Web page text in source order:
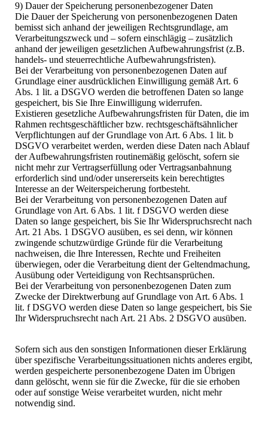
9) Dauer der Speicherung personenbezogener Daten
Die Dauer der Speicherung von personenbezogenen Daten
bemisst sich anhand der jeweiligen Rechtsgrundlage, am
Verarbeitungszweck und – sofern einschlägig – zusätzlich
anhand der jeweiligen gesetzlichen Aufbewahrungsfrist (z.B.
handels- und steuerrechtliche Aufbewahrungsfristen).
Bei der Verarbeitung von personenbezogenen Daten auf
Grundlage einer ausdrücklichen Einwilligung gemäß Art. 6
Abs. 1 lit. a DSGVO werden die betroffenen Daten so lange
gespeichert, bis Sie Ihre Einwilligung widerrufen.
Existieren gesetzliche Aufbewahrungsfristen für Daten, die im
Rahmen rechtsgeschäftlicher bzw. rechtsgeschäftsähnlicher
Verpflichtungen auf der Grundlage von Art. 6 Abs. 1 lit. b
DSGVO verarbeitet werden, werden diese Daten nach Ablauf
der Aufbewahrungsfristen routinemäßig gelöscht, sofern sie
nicht mehr zur Vertragserfüllung oder Vertragsanbahnung
erforderlich sind und/oder unsererseits kein berechtigtes
Interesse an der Weiterspeicherung fortbesteht.
Bei der Verarbeitung von personenbezogenen Daten auf
Grundlage von Art. 6 Abs. 1 lit. f DSGVO werden diese
Daten so lange gespeichert, bis Sie Ihr Widerspruchsrecht nach
Art. 21 Abs. 1 DSGVO ausüben, es sei denn, wir können
zwingende schutzwürdige Gründe für die Verarbeitung
nachweisen, die Ihre Interessen, Rechte und Freiheiten
überwiegen, oder die Verarbeitung dient der Geltendmachung,
Ausübung oder Verteidigung von Rechtsansprüchen.
Bei der Verarbeitung von personenbezogenen Daten zum
Zwecke der Direktwerbung auf Grundlage von Art. 6 Abs. 1
lit. f DSGVO werden diese Daten so lange gespeichert, bis Sie
Ihr Widerspruchsrecht nach Art. 21 Abs. 2 DSGVO ausüben.
Sofern sich aus den sonstigen Informationen dieser Erklärung
über spezifische Verarbeitungssituationen nichts anderes ergibt,
werden gespeicherte personenbezogene Daten im Übrigen
dann gelöscht, wenn sie für die Zwecke, für die sie erhoben
oder auf sonstige Weise verarbeitet wurden, nicht mehr
notwendig sind.